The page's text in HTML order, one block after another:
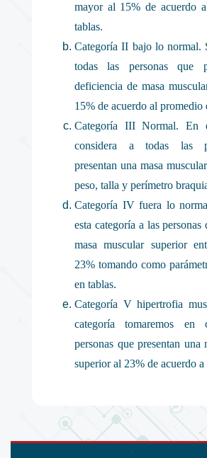
mayor al 15% de acuerdo
tablas.
Categoría II bajo lo normal.
todas las personas que
deficiencia de masa
15% de acuerdo al promedio
Categoría III Normal. En
considera a todas las
presentan una masa
peso, talla y perímetro
Categoría IV fuera lo
esta categoría a las personas
masa muscular superior
23% tomando como
en tablas.
Categoría V hipertrofia
categoría tomaremos en
personas que presentan una
superior al 23% de acuerdo a